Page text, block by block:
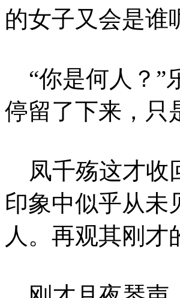
的女子又会是谁
“你是何人？”
停留了下来，只
凤千殇这才收
印象中似乎从未
人。再观其刚